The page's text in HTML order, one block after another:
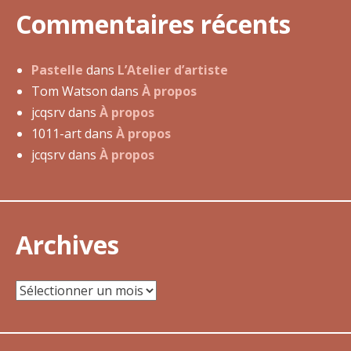
n
e
t
n
e
g
Commentaires récents
Pastelle dans L’Atelier d’artiste
Tom Watson dans À propos
jcqsrvdans À propos
1011-artdans À propos
jcqsrvdans À propos
Archives
Archives